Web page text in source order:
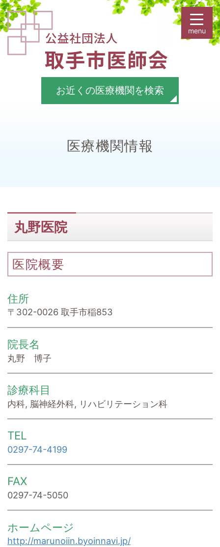
お近くの医療機関を検索
医療機関情報
丸野医院
医院概要
住所
〒302-0026 取手市稲853
院長名
丸野 博子
診療科目
内科, 脳神経外科, リハビリテーション科
TEL
0297-74-4199
FAX
0297-74-5050
ホームページ
http://marunoiin.byoinnavi.jp/